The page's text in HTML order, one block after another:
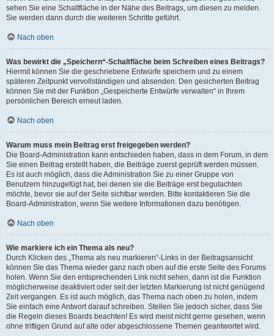
sehen Sie eine Schaltfläche in der Nähe des Beitrags, um diesen zu melden.
Sie werden dann durch die weiteren Schritte geführt.
Nach oben
Was bewirkt die „Speichern“-Schaltfläche beim Schreiben eines Beitrags?
Hiermit können Sie die geschriebene Entwürfe speichern und zu einem
späteren Zeitpunkt vervollständigen und absenden. Den gesicherten Beitrag
können Sie mit der Funktion „Gespeicherte Entwürfe verwalten“ in Ihrem
persönlichen Bereich erneut laden.
Nach oben
Warum muss mein Beitrag erst freigegeben werden?
Die Board-Administration kann entschieden haben, dass in dem Forum, in dem
Sie einen Beitrag erstellt haben, die Beiträge zuerst geprüft werden müssen.
Es ist auch möglich, dass die Administration Sie zu einer Gruppe von
Benutzern hinzugefügt hat, bei denen sie die Beiträge erst begutachten
möchte, bevor sie auf der Seite sichtbar werden. Bitte kontaktieren Sie die
Board-Administration, wenn Sie weitere Informationen dazu benötigen.
Nach oben
Wie markiere ich ein Thema als neu?
Durch Klicken des „Thema als neu markieren“-Links in der Beitragsansicht
können Sie das Thema wieder ganz nach oben auf die erste Seite des Forums
holen. Wenn Sie den entsprechenden Link nicht sehen, dann ist die Funktion
möglicherweise deaktiviert oder seit der letzten Markierung ist nicht genügend
Zeit vergangen. Es ist auch möglich, das Thema nach oben zu holen, indem
Sie einfach eine Antwort darauf schreiben. Stellen Sie jedoch sicher, dass Sie
die Regeln dieses Boards beachten! Es wird meist nicht gerne gesehen, wenn
ohne triftigen Grund auf alte oder abgeschlossene Themen geantwortet wird.